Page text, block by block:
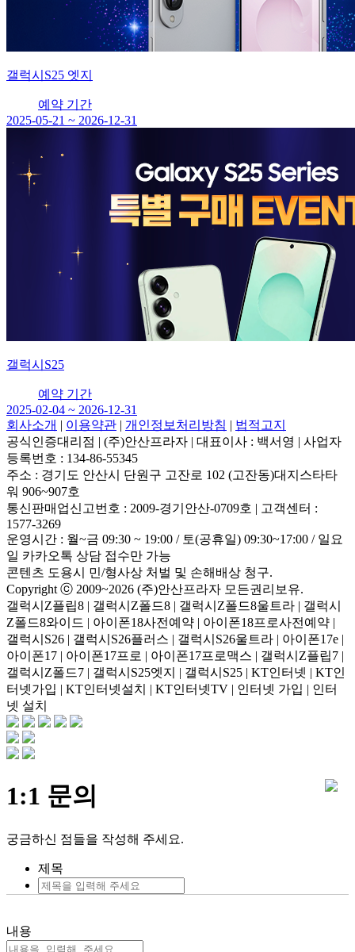
갤럭시S25 엣지
예약 기간
2025-05-21 ~ 2026-12-31
갤럭시S25
예약 기간
2025-02-04 ~ 2026-12-31
회사소개 | 이용약관 | 개인정보처리방침 | 법적고지
공식인증대리점 | (주)안산프라자 | 대표이사 : 백서영 | 사업자
등록번호 : 134-86-55345
주소 : 경기도 안산시 단원구 고잔로 102 (고잔동)대지스타타
워 906~907호
통신판매업신고번호 : 2009-경기안산-0709호 | 고객센터 :
1577-3269
운영시간 : 월~금 09:30 ~ 19:00 / 토(공휴일) 09:30~17:00 / 일요
일 카카오톡 상담 접수만 가능
콘텐츠 도용시 민/형사상 처벌 및 손해배상 청구.
Copyright ⓒ 2009~2026 (주)안산프라자 모든권리보유.
갤럭시Z플립8 | 갤럭시Z폴드8 | 갤럭시Z폴드8울트라 | 갤럭시
Z폴드8와이드 | 아이폰18사전예약 | 아이폰18프로사전예약 |
갤럭시S26 | 갤럭시S26플러스 | 갤럭시S26울트라 | 아이폰17e |
아이폰17 | 아이폰17프로 | 아이폰17프로맥스 | 갤럭시Z플립7 |
갤럭시Z폴드7 | 갤럭시S25엣지 | 갤럭시S25 | KT인터넷 | KT인
터넷가입 | KT인터넷설치 | KT인터넷TV | 인터넷 가입 | 인터
넷 설치
1:1 문의
궁금하신 점들을 작성해 주세요.
제목
내용